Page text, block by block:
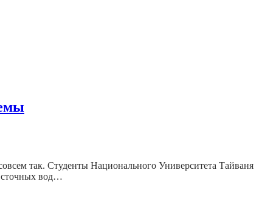
так. Студенты Национального Университета Тайваня
сточных вод…